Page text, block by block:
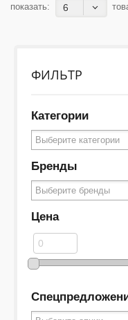
показать:
6
ФИЛЬТР
Категории
Бренды
Цена